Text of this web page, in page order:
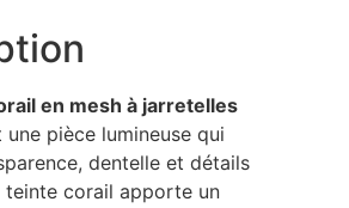
en mesh à jarretelles
une pièce lumineuse qui
dentelle et détails
teinte corail apporte un